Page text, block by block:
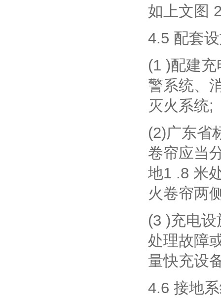
如上文图
4.5 配套
(1 )配建
警系统、
灭火系统;
(2)广东省
卷帘应当
地1 .8 米
火卷帘两
(3 )充电
处理故障
量快充设
4.6 接地